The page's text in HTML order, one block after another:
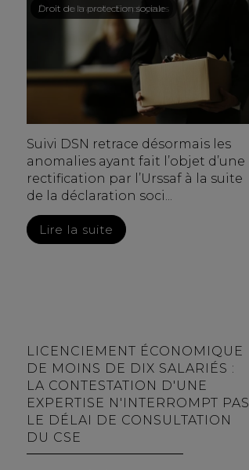
Droit du travail - Employeurs
/Droit de la protection sociale
Suivi DSN retrace désormais les
anomalies ayant fait l’objet d’une
rectification par l’Urssaf à la suite
de la déclaration soci...
Lire la suite
LICENCIEMENT ÉCONOMIQUE
DE MOINS DE DIX SALARIÉS :
LA CONTESTATION D'UNE
EXPERTISE N'INTERROMPT PAS
LE DÉLAI DE CONSULTATION
DU CSE